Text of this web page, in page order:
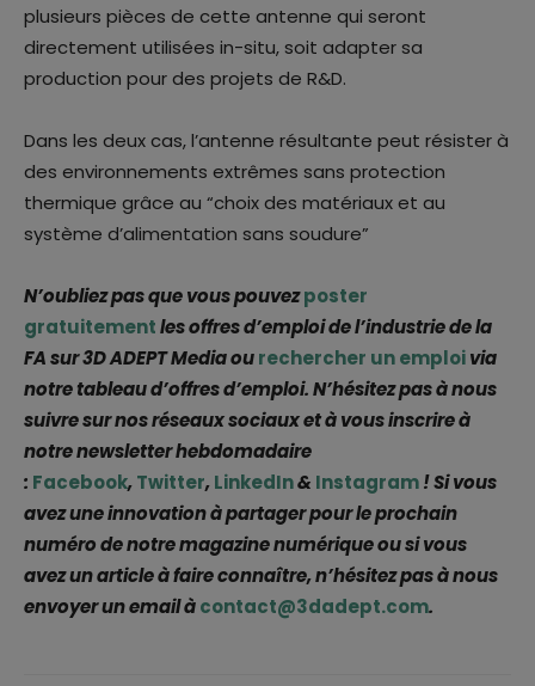
plusieurs pièces de cette antenne qui seront
directement utilisées in-situ, soit adapter sa
production pour des projets de R&D.
Dans les deux cas, l’antenne résultante peut résister à
des environnements extrêmes sans protection
thermique grâce au “choix des matériaux et au
système d’alimentation sans soudure”
N’oubliez pas que vous pouvezposter
gratuitementles offres d’emploi de l’industrie de la
FA sur 3D ADEPT Media ourechercher un emploivia
notre tableau d’offres d’emploi. N’hésitez pas à nous
suivre sur nos réseaux sociaux et à vous inscrire à
notre newsletter hebdomadaire
: Facebook,Twitter,LinkedIn& Instagram! Si vous
avez une innovation à partager pour le prochain
numéro de notre magazine numérique ou si vous
avez un article à faire connaître, n’hésitez pas à nous
envoyer un email àcontact@3dadept.com.